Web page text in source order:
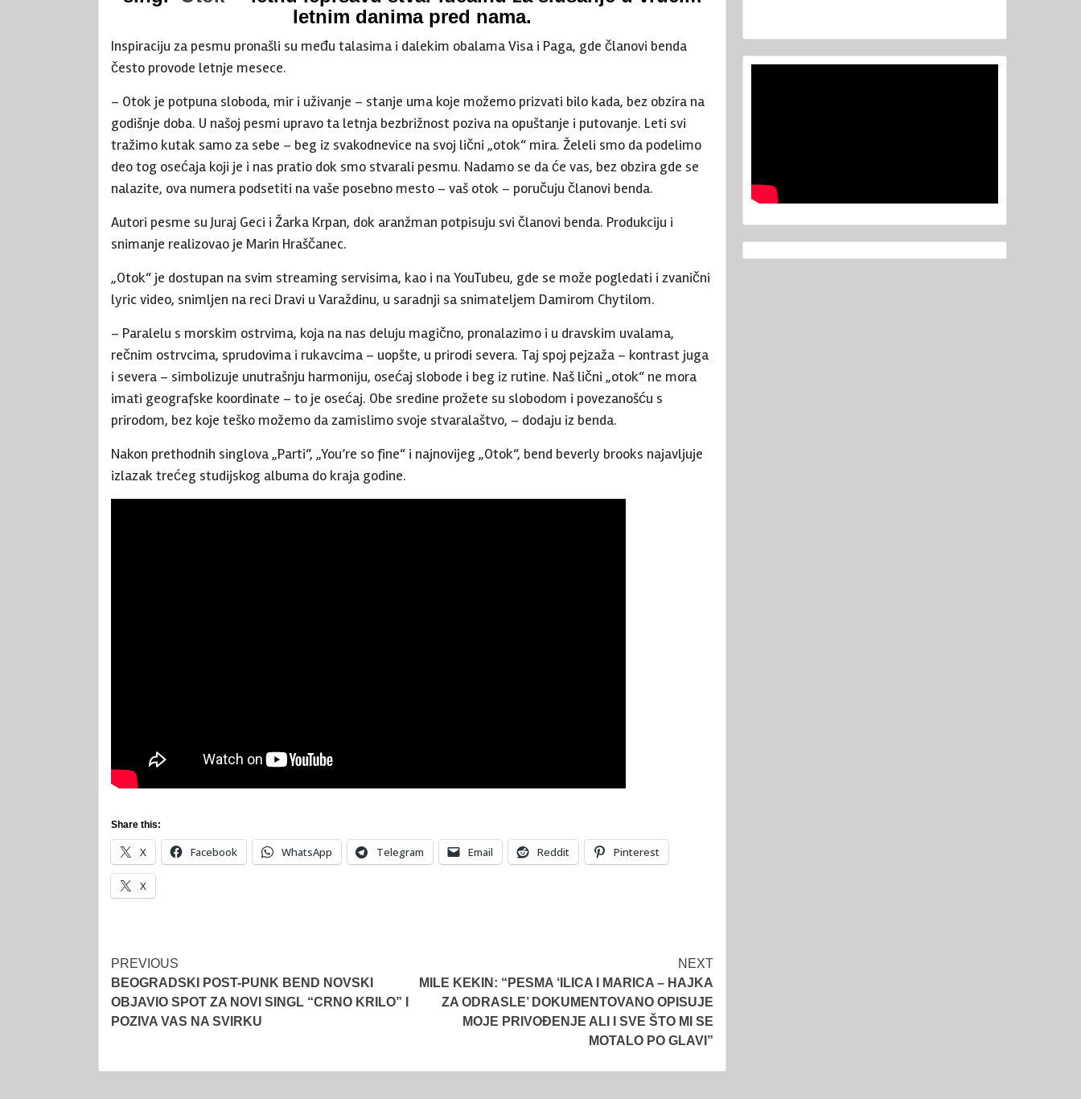
letnim danima pred nama.
Inspiraciju za pesmu pronašli su među talasima i dalekim obalama Visa i Paga, gde članovi benda
često provode letnje mesece.
– Otok je potpuna sloboda, mir i uživanje – stanje uma koje možemo prizvati bilo kada, bez obzira na
godišnje doba. U našoj pesmi upravo ta letnja bezbrižnost poziva na opuštanje i putovanje. Leti svi
tražimo kutak samo za sebe – beg iz svakodnevice na svoj lični „otok“ mira. Želeli smo da podelimo
deo tog osećaja koji je i nas pratio dok smo stvarali pesmu. Nadamo se da će vas, bez obzira gde se
nalazite, ova numera podsetiti na vaše posebno mesto – vaš otok – poručuju članovi benda.
Autori pesme su Juraj Geci i Žarka Krpan, dok aranžman potpisuju svi članovi benda. Produkciju i
snimanje realizovao je Marin Hraščanec.
„Otok“ je dostupan na svim streaming servisima, kao i na YouTubeu, gde se može pogledati i zvanični
lyric video, snimljen na reci Dravi u Varaždinu, u saradnji sa snimateljem Damirom Chytilom.
– Paralelu s morskim ostrvima, koja na nas deluju magično, pronalazimo i u dravskim uvalama,
rečnim ostrvcima, sprudovima i rukavcima – uopšte, u prirodi severa. Taj spoj pejzaža – kontrast juga
i severa – simbolizuje unutrašnju harmoniju, osećaj slobode i beg iz rutine. Naš lični „otok“ ne mora
imati geografske koordinate – to je osećaj. Obe sredine prožete su slobodom i povezanošću s
prirodom, bez koje teško možemo da zamislimo svoje stvaralaštvo, – dodaju iz benda.
Nakon prethodnih singlova „Parti“, „You’re so fine“ i najnovijeg „Otok“, bend beverly brooks najavljuje
izlazak trećeg studijskog albuma do kraja godine.
Share this:
X Facebook WhatsApp Telegram Email Reddit Pinterest
X
Post
navigation
PREVIOUS
BEOGRADSKI POST-PUNK BEND NOVSKI
OBJAVIO SPOT ZA NOVI SINGL “CRNO KRILO” I
POZIVA VAS NA SVIRKU
NEXT
MILE KEKIN: “PESMA ‘ILICA I MARICA – HAJKA
ZA ODRASLE’ DOKUMENTOVANO OPISUJE
MOJE PRIVOĐENJE ALI I SVE ŠTO MI SE
MOTALO PO GLAVI”